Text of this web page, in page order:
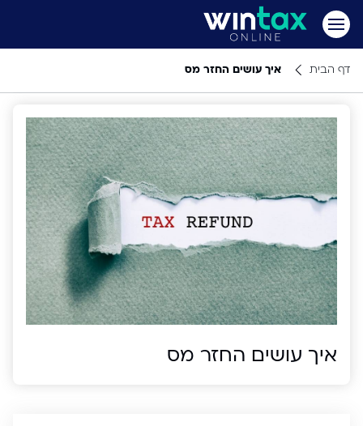
דף הבית איך עושים החזר מס
איך עושים החזר מס